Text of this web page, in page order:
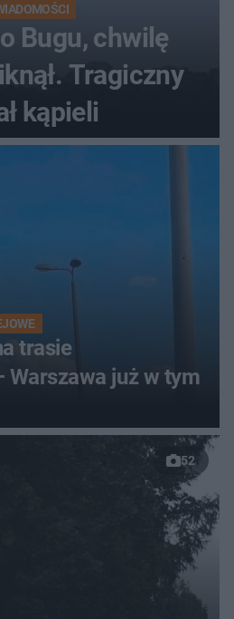
Bugu, chwilę
Tragiczny
kąpieli
trasie
Warszawa już w tym
52